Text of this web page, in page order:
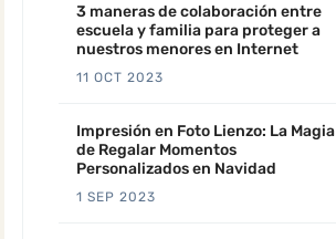
3 maneras de colaboración entre
escuela y familia para proteger a
nuestros menores en Internet
11 OCT 2023
Impresión en Foto Lienzo: La Magia
de Regalar Momentos
Personalizados en Navidad
1 SEP 2023